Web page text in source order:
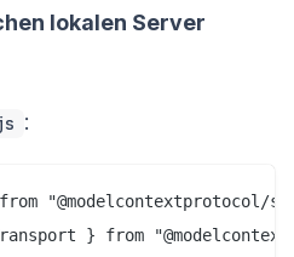
lokalen Server
:
"@modelcontextprotocol/
} from